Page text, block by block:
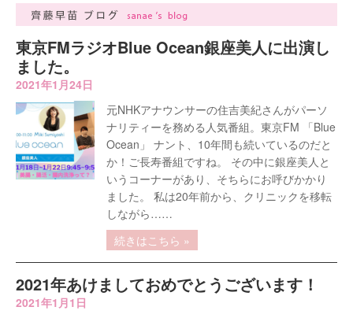
東京FMラジオBlue Ocean銀座美人に出演し
ました。
2021年1月24日
元NHKアナウンサーの住吉美紀さんがパーソ
ナリティーを務める人気番組。東京FM 「Blue
Ocean」 ナント、10年間も続いているのだと
か！ご長寿番組ですね。 その中に銀座美人と
いうコーナーがあり、そちらにお呼びかかり
ました。 私は20年前から、クリニックを移転
しながら……
続きはこちら »
2021年あけましておめでとうございます！
2021年1月1日